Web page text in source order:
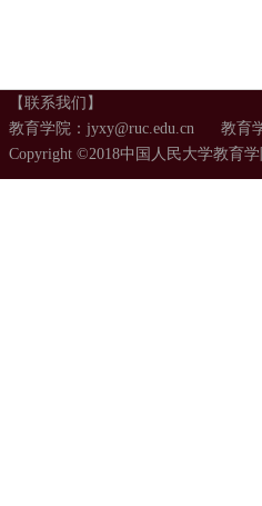
【联系我们】
教育学院：jyxy@ruc.edu.cn 教育
Copyright ©2018中国人民大学教育